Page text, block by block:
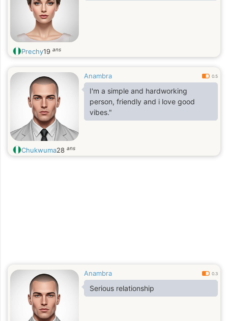
Prechy19 ans
Anambra 0.5
I'm a simple and hardworking
person, friendly and i love good
vibes."
Chukwuma28 ans
Anambra 0.3
Serious relationship